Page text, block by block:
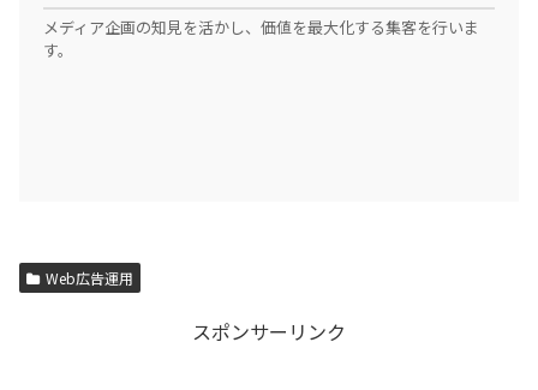
メディア企画の知見を活かし、価値を最大化する集客を行いま
す。
Web広告運用
スポンサーリンク